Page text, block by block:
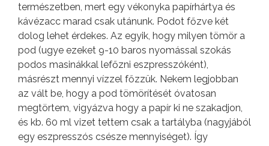
természetben, mert egy vékonyka papírhártya és
kávézacc marad csak utánunk. Podot főzve két
dolog lehet érdekes. Az egyik, hogy milyen tömör a
pod (ugye ezeket 9-10 baros nyomással szokás
podos masinákkal lefőzni eszpresszóként),
másrészt mennyi vízzel főzzük. Nekem legjobban
az vált be, hogy a pod tömörítését óvatosan
megtörtem, vigyázva hogy a papír ki ne szakadjon,
és kb. 60 ml vizet tettem csak a tartályba (nagyjából
egy eszpresszós csésze mennyiséget). Így